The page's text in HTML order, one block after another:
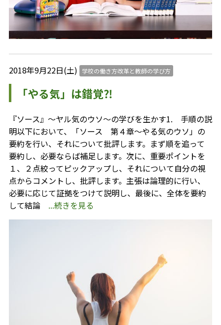
2018年9月22日(土) 学校の働き方改革と教師の学び方
「やる気」は錯覚⁈
『ソース』～ヤル気のウソ～の学びを生かす1. 手順の説
明以下において、「ソース 第４章～やる気のウソ」の
要約を行い、それについて批評します。まず順を追って
要約し、必要ならば補足します。次に、重要ポイントを
１、２点絞ってピックアップし、それについて自分の視
点からコメントし、批評します。主張は論理的に行い、
必要に応じて証拠をつけて説明し、最後に、全体を要約
して結論 ...続きを見る